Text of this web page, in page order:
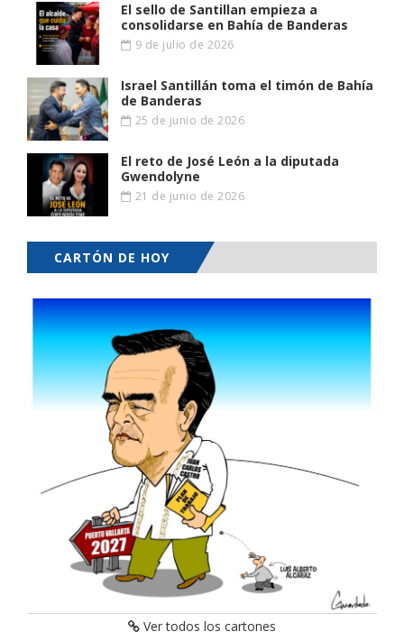
El sello de Santillan empieza a
consolidarse en Bahía de Banderas
9 de julio de 2026
Israel Santillán toma el timón de Bahía
de Banderas
25 de junio de 2026
El reto de José León a la diputada
Gwendolyne
21 de junio de 2026
CARTÓN DE HOY
Ver todos los cartones